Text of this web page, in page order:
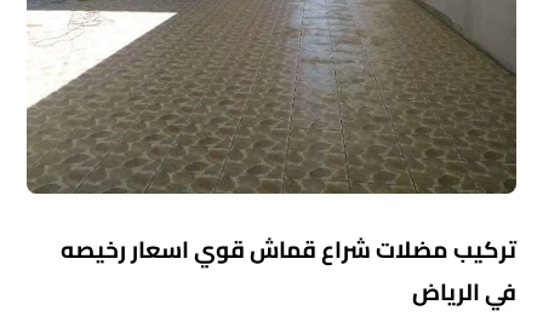
تركيب مضلات شراع قماش قوي اسعار رخيصه
في الرياض